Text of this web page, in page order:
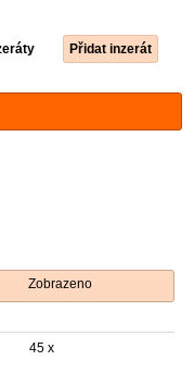
Přidat inzerát
Zobrazeno
45 x